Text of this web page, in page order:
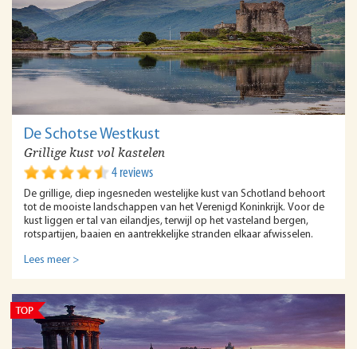
De Schotse Westkust
Grillige kust vol kastelen
4 reviews
De grillige, diep ingesneden westelijke kust van Schotland behoort
tot de mooiste landschappen van het Verenigd Koninkrijk. Voor de
kust liggen er tal van eilandjes, terwijl op het vasteland bergen,
rotspartijen, baaien en aantrekkelijke stranden elkaar afwisselen.
Lees meer >